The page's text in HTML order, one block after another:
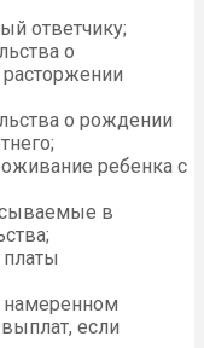
ответчику;
о
о рождении
ребенка с
в
намеренном
если